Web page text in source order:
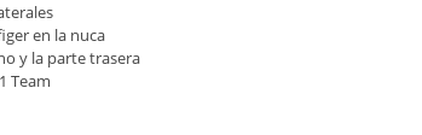
en la nuca
y la parte trasera
Team